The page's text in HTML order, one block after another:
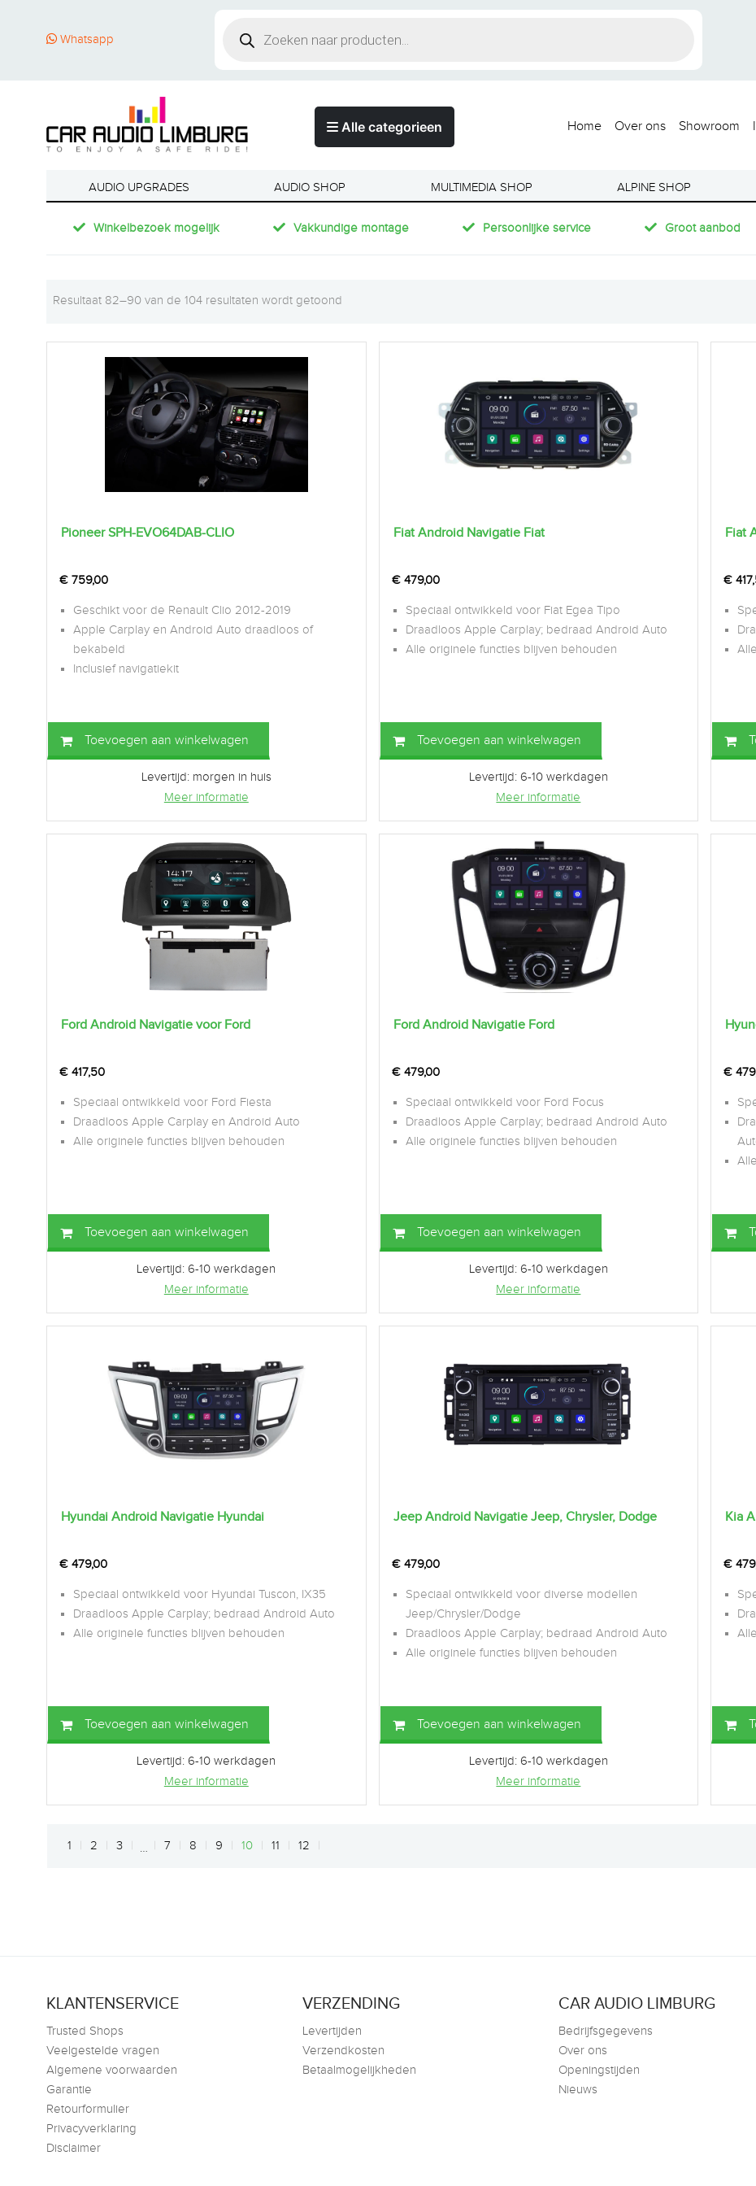
Whatsapp
Alle categorieen Home Over ons Showroom
AUDIO UPGRADES AUDIO SHOP MULTIMEDIA SHOP ALPINE SHOP
Winkelbezoek mogelijk Vakkundige montage Persoonlijke service Groot aanbod
Resultaat 82–90 van de 104 resultaten wordt getoond
Pioneer SPH-EVO64DAB-CLIO
€ 759,00
Geschikt voor de Renault Clio 2012-2019
Apple Carplay en Android Auto draadloos of
bekabeld
Inclusief navigatiekit
Toevoegen aan winkelwagen
Levertijd: morgen in huis
Meer informatie
Fiat Android Navigatie Fiat
€ 479,00
Speciaal ontwikkeld voor Fiat Egea Tipo
Draadloos Apple Carplay; bedraad Android Auto
Alle originele functies blijven behouden
Toevoegen aan winkelwagen
Levertijd: 6-10 werkdagen
Meer informatie
Fiat
€
Ford Android Navigatie voor Ford
€ 417,50
Speciaal ontwikkeld voor Ford Fiesta
Draadloos Apple Carplay en Android Auto
Alle originele functies blijven behouden
Toevoegen aan winkelwagen
Levertijd: 6-10 werkdagen
Meer informatie
Ford Android Navigatie Ford
€ 479,00
Speciaal ontwikkeld voor Ford Focus
Draadloos Apple Carplay; bedraad Android Auto
Alle originele functies blijven behouden
Toevoegen aan winkelwagen
Levertijd: 6-10 werkdagen
Meer informatie
€
Hyundai Android Navigatie Hyundai
€ 479,00
Speciaal ontwikkeld voor Hyundai Tuscon, IX35
Draadloos Apple Carplay; bedraad Android Auto
Alle originele functies blijven behouden
Toevoegen aan winkelwagen
Levertijd: 6-10 werkdagen
Meer informatie
Jeep Android Navigatie Jeep, Chrysler, Dodge
€ 479,00
Speciaal ontwikkeld voor diverse modellen
Jeep/Chrysler/Dodge
Draadloos Apple Carplay; bedraad Android Auto
Alle originele functies blijven behouden
Toevoegen aan winkelwagen
Levertijd: 6-10 werkdagen
Meer informatie
Kia
€
1 2 3 … 7 8 9 10 11 12
KLANTENSERVICE
Trusted Shops
Veelgestelde vragen
Algemene voorwaarden
Garantie
Retourformulier
Privacyverklaring
Disclaimer
VERZENDING
Levertijden
Verzendkosten
Betaalmogelijkheden
CAR AUDIO LIMBURG
Bedrijfsgegevens
Over ons
Openingstijden
Nieuws